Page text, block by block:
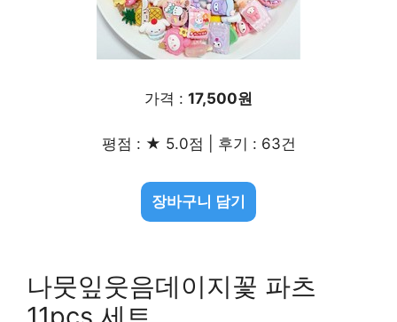
가격 : 17,500원
평점 : ★ 5.0점 | 후기 : 63건
장바구니 담기
나뭇잎웃음데이지꽃 파츠